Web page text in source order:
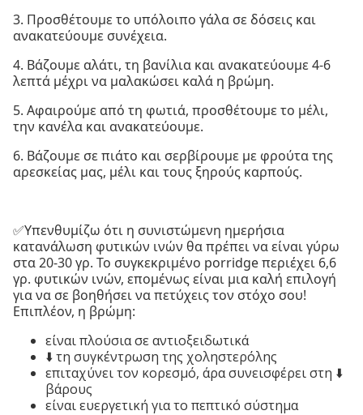
3. Προσθέτουμε το υπόλοιπο γάλα σε δόσεις και
ανακατεύουμε συνέχεια.
4. Βάζουμε αλάτι, τη βανίλια και ανακατεύουμε 4-6
λεπτά μέχρι να μαλακώσει καλά η βρώμη.
5. Αφαιρούμε από τη φωτιά, προσθέτουμε το μέλι,
την κανέλα και ανακατεύουμε.
6. Βάζουμε σε πιάτο και σερβίρουμε με φρούτα της
αρεσκείας μας, μέλι και τους ξηρούς καρπούς.
✅Υπενθυμίζω ότι η συνιστώμενη ημερήσια
κατανάλωση φυτικών ινών θα πρέπει να είναι γύρω
στα 20-30 γρ. Το συγκεκριμένο porridge περιέχει 6,6
γρ. φυτικών ινών, επομένως είναι μια καλή επιλογή
για να σε βοηθήσει να πετύχεις τον στόχο σου!
Επιπλέον, η βρώμη:
είναι πλούσια σε αντιοξειδωτικά
⬇️ τη συγκέντρωση της χοληστερόλης
επιταχύνει τον κορεσμό, άρα συνεισφέρει στη ⬇️
βάρους
είναι ευεργετική για το πεπτικό σύστημα